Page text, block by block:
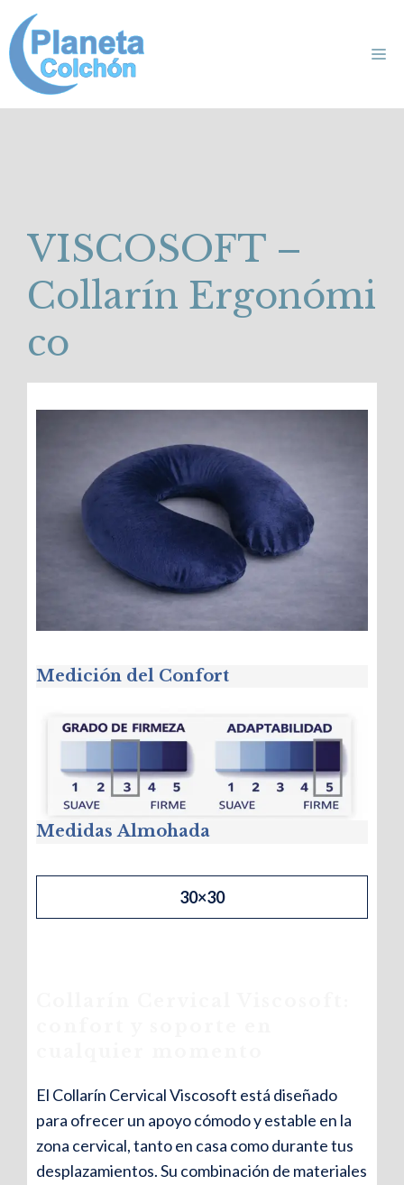
Saltar
contenido
VISCOSOFT –
Collarín Ergonómi
co
Medición del Confort
Medidas Almohada
30×30
El Collarín Cervical Viscosoft está diseñado
para ofrecer un apoyo cómodo y estable en la
zona cervical, tanto en casa como durante tus
desplazamientos. Su combinación de materiales